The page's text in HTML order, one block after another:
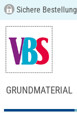
Sichere Bestellung
GRUNDMATERIAL